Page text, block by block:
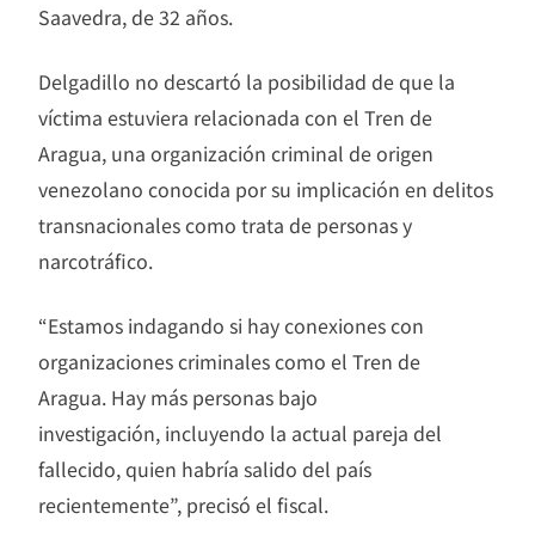
Saavedra, de 32 años.
Delgadillo no descartó la posibilidad de que la
víctima estuviera relacionada con el Tren de
Aragua, una organización criminal de origen
venezolano conocida por su implicación en delitos
transnacionales como trata de personas y
narcotráfico.
“Estamos indagando si hay conexiones con
organizaciones criminales como el Tren de
Aragua. Hay más personas bajo
investigación, incluyendo la actual pareja del
fallecido, quien habría salido del país
recientemente”, precisó el fiscal.